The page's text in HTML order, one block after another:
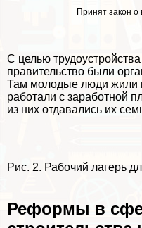
Принят закон о
С целью
правительство были
Там молодые люди жили
работали с заработной
из них отдавались их
Рис. 2. Рабочий лагерь
Реформы в